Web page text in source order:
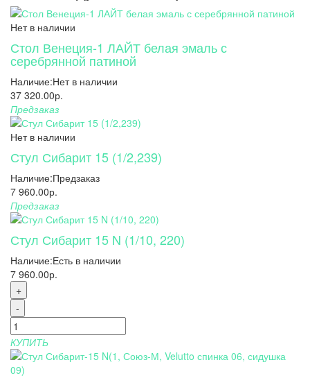
Нет в наличии
Стол Венеция-1 ЛАЙТ белая эмаль с
серебрянной патиной
Наличие:Нет в наличии
37 320.00р.
Предзаказ
Нет в наличии
Стул Сибарит 15 (1/2,239)
Наличие:Предзаказ
7 960.00р.
Предзаказ
Стул Сибарит 15 N (1/10, 220)
Наличие:Есть в наличии
7 960.00р.
+
-
КУПИТЬ